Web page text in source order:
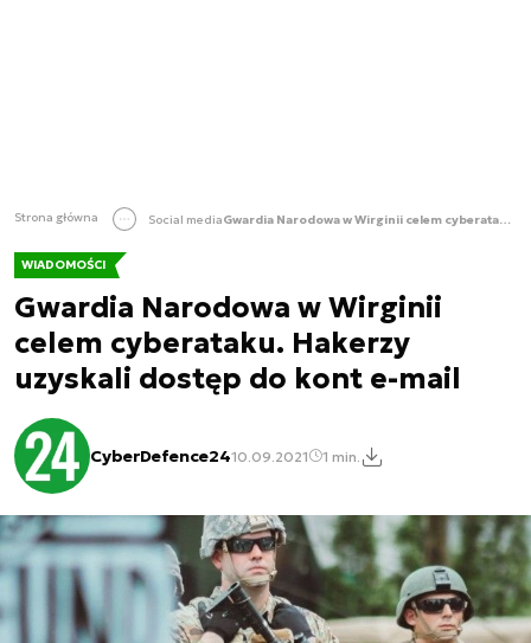
Strona główna Social media Gwardia Narodowa w Wirginii celem cyberataku. Hakerzy uzyskali dostęp do kont e-mail
WIADOMOŚCI
Gwardia Narodowa w Wirginii
celem cyberataku. Hakerzy
uzyskali dostęp do kont e-mail
CyberDefence2410.09.2021 1 min.